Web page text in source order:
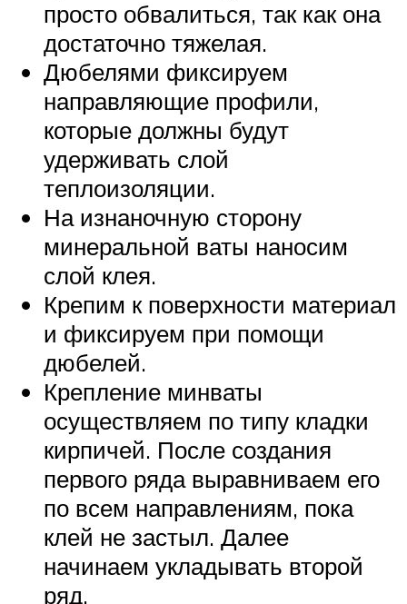
просто обвалиться, так как она
достаточно тяжелая.
Дюбелями фиксируем
направляющие профили,
которые должны будут
удерживать слой
теплоизоляции.
На изнаночную сторону
минеральной ваты наносим
слой клея.
Крепим к поверхности материал
и фиксируем при помощи
дюбелей.
Крепление минваты
осуществляем по типу кладки
кирпичей. После создания
первого ряда выравниваем его
по всем направлениям, пока
клей не застыл. Далее
начинаем укладывать второй
ряд.